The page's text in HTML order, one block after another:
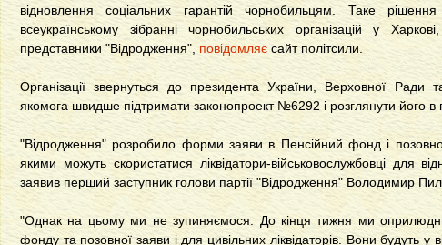
відновлення соціальних гарантій чорнобильцям. Таке
всеукраїнському зібранні чорнобильських організацій у
представники "Відродження", повідомляє сайт політсили.
Організації звернуться до президента України, Верховної Ради
якомога швидше підтримати законопроект №6292 і розглянути його в
"Відродження" розробило форми заяви в Пенсійний фонд і
якими можуть скористатися ліквідатори-військовослужбовці для
заявив перший заступник голови партії "Відродження" Володимир
"Однак на цьому ми не зупиняємося. До кінця тижня ми
фонду та позовної заяви і для цивільних ліквідаторів. Вони будуть у